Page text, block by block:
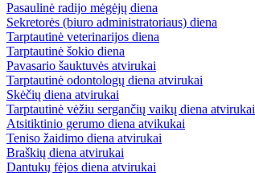
Pasaulinė radijo mėgėjų diena
Sekretorės (biuro administratoriaus) diena
Tarptautinė veterinarijos diena
Tarptautinė šokio diena
Pavasario šauktuvės atvirukai
Tarptautinė odontologų diena atvirukai
Skėčių diena atvirukai
Tarptautinė vėžiu sergančių vaikų diena atvirukai
Atsitiktinio gerumo diena atvikukai
Teniso žaidimo diena atvirukai
Braškių diena atvirukai
Dantukų fėjos diena atvirukai